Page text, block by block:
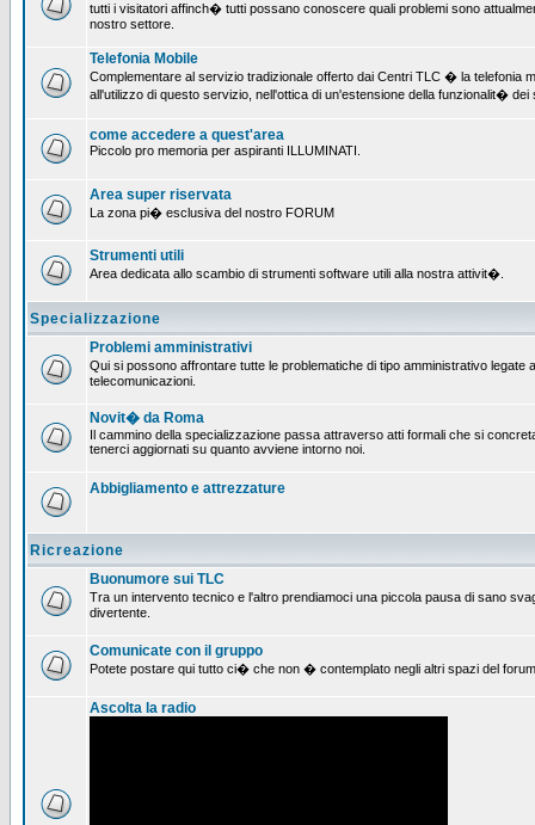
tutti i visitatori affinch� tutti possano conoscere quali problemi sono
nostro settore.
Telefonia Mobile
Complementare al servizio tradizionale offerto dai Centri TLC � la telefonia
all'utilizzo di questo servizio, nell'ottica di un'estensione della funzionalit�
come accedere a quest'area
Piccolo pro memoria per aspiranti ILLUMINATI.
Area super riservata
La zona pi� esclusiva del nostro FORUM
Strumenti utili
Area dedicata allo scambio di strumenti software utili alla nostra attivit�.
Specializzazione
Problemi amministrativi
Qui si possono affrontare tutte le problematiche di tipo amministrativo
telecomunicazioni.
Novit� da Roma
Il cammino della specializzazione passa attraverso atti formali che si
tenerci aggiornati su quanto avviene intorno noi.
Abbigliamento e attrezzature
Ricreazione
Buonumore sui TLC
Tra un intervento tecnico e l'altro prendiamoci una piccola pausa di sano
divertente.
Comunicate con il gruppo
Potete postare qui tutto ci� che non � contemplato negli altri spazi del
Ascolta la radio